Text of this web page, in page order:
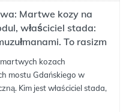
Martwe kozy na
właściciel stada:
To rasizm
kozach
mostu Gdańskiego w
Kim jest właściciel stada,